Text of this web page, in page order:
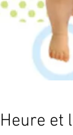
Heure et